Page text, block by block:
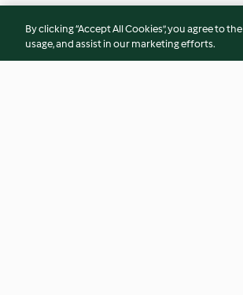
By clicking “Accept All Cookies”, you agree to
usage, and assist in our marketing efforts.